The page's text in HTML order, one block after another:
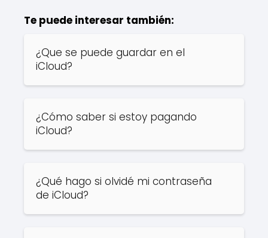
Te puede interesar también:
¿Que se puede guardar en el
iCloud?
¿Cómo saber si estoy pagando
iCloud?
¿Qué hago si olvidé mi contraseña
de iCloud?